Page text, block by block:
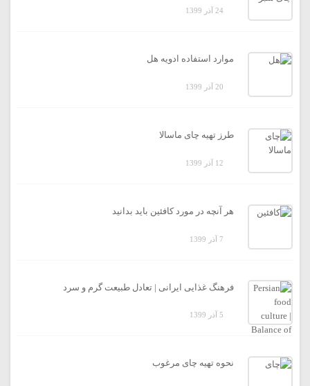
24 آذر 1399
موارد استفاده ادویه هل
20 آذر 1399
طرز تهیه چای ماسالا
12 آذر 1399
هر آنچه در مورد کافئین باید بدانید
7 آذر 1399
فرهنگ غذایی ایرانی | تعادل طبیعت گرم و سرد
5 آذر 1399
نحوه تهیه چای مرغوب